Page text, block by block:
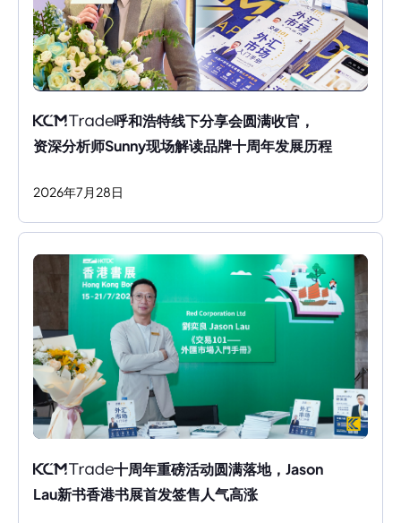
呼和浩特线下分享会圆满收官，
资深分析师Sunny现场解读品牌十周年发展历程
2026年7 月 28日
十周年重磅活动圆满落地，Jason
Lau新书香港书展首发签售人气高涨